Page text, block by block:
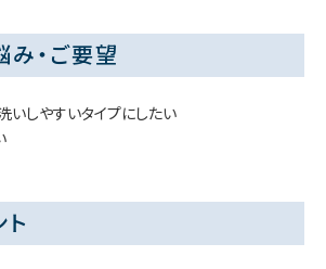
・ご要望
いしやすいタイプにしたい